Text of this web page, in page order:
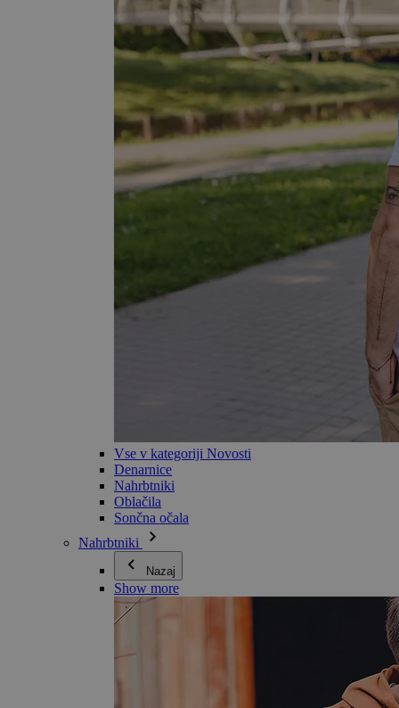
Vse v kategoriji Novosti
Denarnice
Nahrbtniki
Oblačila
Sončna očala
Nahrbtniki
Nazaj
Show more